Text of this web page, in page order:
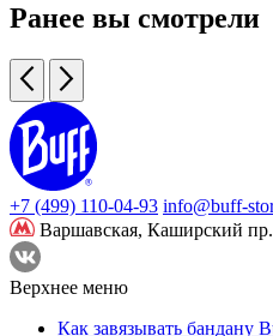
Ранее вы смотрели
+7 (499) 110-04-93 info@buff-
Варшавская, Каширский
Верхнее меню
Как завязывать бандану